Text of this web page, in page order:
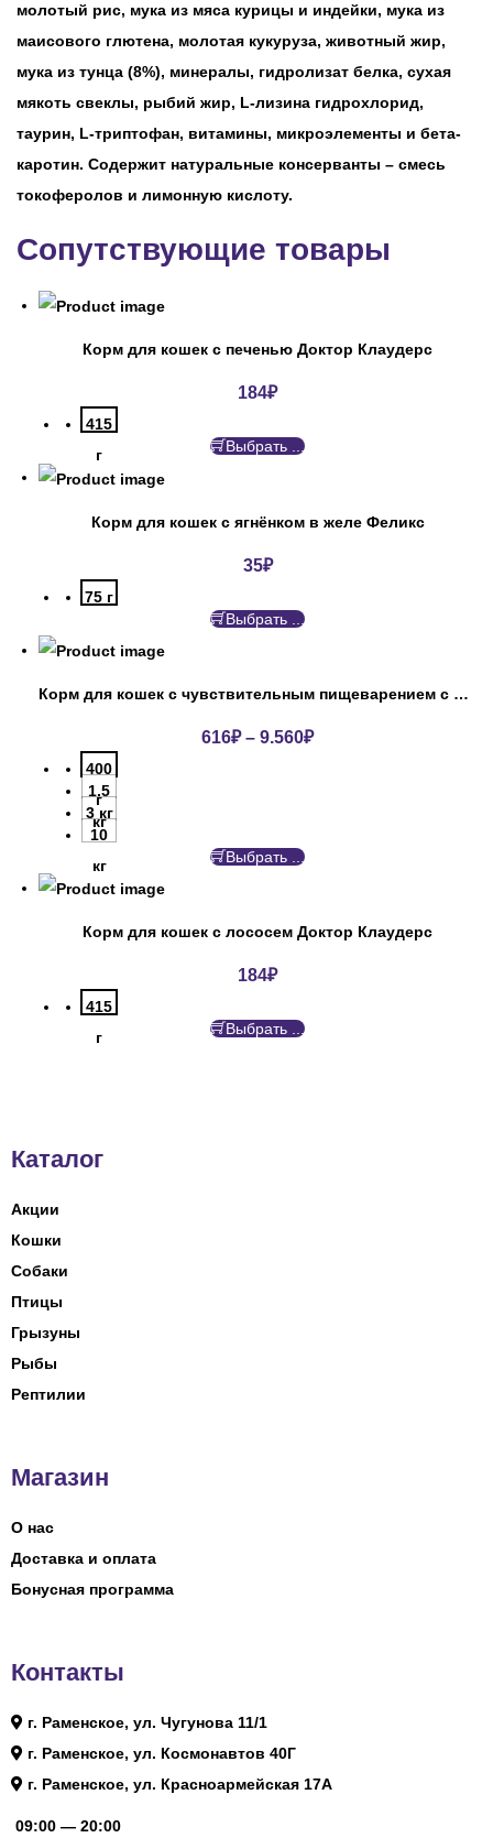
молотый рис, мука из мяса курицы и индейки, мука из
маисового глютена, молотая кукуруза, животный жир,
мука из тунца (8%), минералы, гидролизат белка, сухая
мякоть свеклы, рыбий жир, L-лизина гидрохлорид,
таурин, L-триптофан, витамины, микроэлементы и бета-
каротин. Содержит натуральные консерванты – смесь
токоферолов и лимонную кислоту.
Сопутствующие товары
Корм для кошек с печенью Доктор Клаудерс
184₽
415
г
Выбрать ...
Корм для кошек с ягнёнком в желе Феликс
35₽
75 г
Выбрать ...
Корм для кошек с чувствительным пищеварением с индейкой ПроПлан
616₽– 9.560₽
400
г
1.5
кг
3 кг
10
кг
Выбрать ...
Корм для кошек с лососем Доктор Клаудерс
184₽
415
г
Выбрать ...
Каталог
Акции
Кошки
Собаки
Птицы
Грызуны
Рыбы
Рептилии
Магазин
О нас
Доставка и оплата
Бонусная программа
Контакты
г. Раменское, ул. Чугунова 11/1
г. Раменское, ул. Космонавтов 40Г
г. Раменское, ул. Красноармейская 17А
09:00 — 20:00